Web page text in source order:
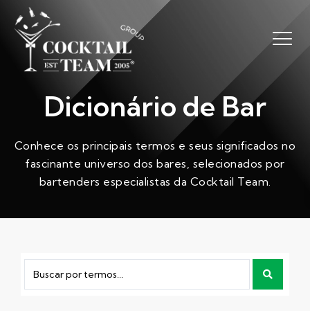
Dicionário de Bar
Conhece os principais termos e seus significados no
fascinante universo dos bares, selecionados por
bartenders especialistas da Cocktail Team.